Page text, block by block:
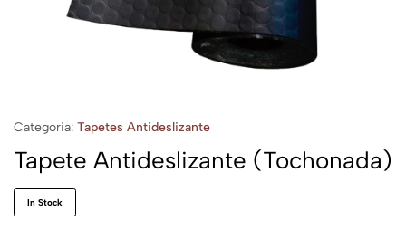
Categoria: Tapetes Antideslizante
Tapete Antideslizante (Tochonada)
In Stock